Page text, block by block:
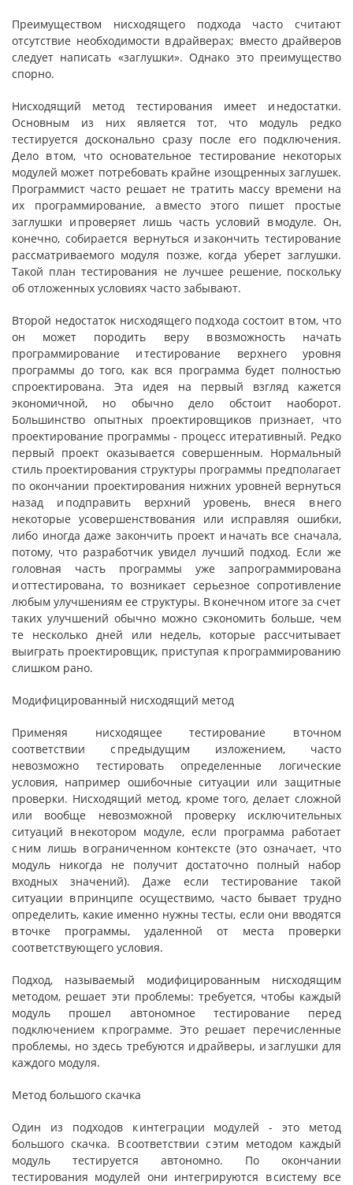
Преимуществом нисходящего подхода часто считают
отсутствие необходимости в драйверах; вместо драйверов
следует написать «заглушки». Однако это преимущество
спорно.
Нисходящий метод тестирования имеет и недостатки.
Основным из них является тот, что модуль редко
тестируется досконально сразу после его подключения.
Дело в том, что основательное тестирование некоторых
модулей может потребовать крайне изощренных заглушек.
Программист часто решает не тратить массу времени на
их программирование, а вместо этого пишет простые
заглушки и проверяет лишь часть условий в модуле. Он,
конечно, собирается вернуться и закончить тестирование
рассматриваемого модуля позже, когда уберет заглушки.
Такой план тестирования не лучшее решение, поскольку
об отложенных условиях часто забывают.
Второй недостаток нисходящего подхода состоит в том, что
он может породить веру в возможность начать
программирование и тестирование верхнего уровня
программы до того, как вся программа будет полностью
спроектирована. Эта идея на первый взгляд кажется
экономичной, но обычно дело обстоит наоборот.
Большинство опытных проектировщиков признает, что
проектирование программы - процесс итеративный. Редко
первый проект оказывается совершенным. Нормальный
стиль проектирования структуры программы предполагает
по окончании проектирования нижних уровней вернуться
назад и подправить верхний уровень, внеся в него
некоторые усовершенствования или исправляя ошибки,
либо иногда даже закончить проект и начать все сначала,
потому, что разработчик увидел лучший подход. Если же
головная часть программы уже запрограммирована
и оттестирована, то возникает серьезное сопротивление
любым улучшениям ее структуры. В конечном итоге за счет
таких улучшений обычно можно сэкономить больше, чем
те несколько дней или недель, которые рассчитывает
выиграть проектировщик, приступая к программированию
слишком рано.
Модифицированный нисходящий метод
Применяя нисходящее тестирование в точном
соответствии с предыдущим изложением, часто
невозможно тестировать определенные логические
условия, например ошибочные ситуации или защитные
проверки. Нисходящий метод, кроме того, делает сложной
или вообще невозможной проверку исключительных
ситуаций в некотором модуле, если программа работает
с ним лишь в ограниченном контексте (это означает, что
модуль никогда не получит достаточно полный набор
входных значений). Даже если тестирование такой
ситуации в принципе осуществимо, часто бывает трудно
определить, какие именно нужны тесты, если они вводятся
в точке программы, удаленной от места проверки
соответствующего условия.
Подход, называемый модифицированным нисходящим
методом, решает эти проблемы: требуется, чтобы каждый
модуль прошел автономное тестирование перед
подключением к программе. Это решает перечисленные
проблемы, но здесь требуются и драйверы, и заглушки для
каждого модуля.
Метод большого скачка
Один из подходов к интеграции модулей - это метод
большого скачка. В соответствии с этим методом каждый
модуль тестируется автономно. По окончании
тестирования модулей они интегрируются в систему все